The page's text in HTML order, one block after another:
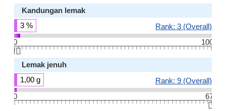
Kandungan lemak
3 %
Rank: 3 (Overall)
0
100
👆🏻
Lemak jenuh
1,00 g
Rank: 9 (Overall)
0
67
👆🏻